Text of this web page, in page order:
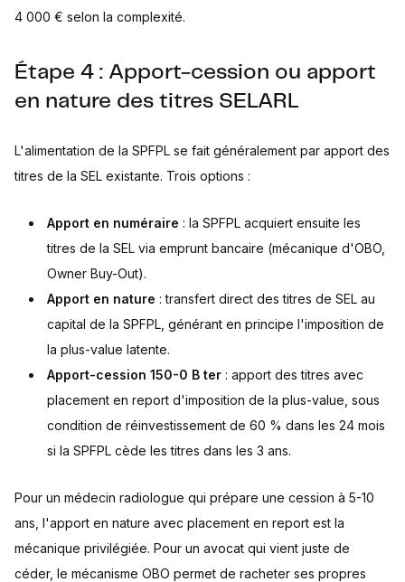
4 000 € selon la complexité.
Étape 4 : Apport-cession ou apport
en nature des titres SELARL
L'alimentation de la SPFPL se fait généralement par apport des
titres de la SEL existante. Trois options :
Apport en numéraire : la SPFPL acquiert ensuite les
titres de la SEL via emprunt bancaire (mécanique d'OBO,
Owner Buy-Out).
Apport en nature : transfert direct des titres de SEL au
capital de la SPFPL, générant en principe l'imposition de
la plus-value latente.
Apport-cession 150-0 B ter : apport des titres avec
placement en report d'imposition de la plus-value, sous
condition de réinvestissement de 60 % dans les 24 mois
si la SPFPL cède les titres dans les 3 ans.
Pour un médecin radiologue qui prépare une cession à 5-10
ans, l'apport en nature avec placement en report est la
mécanique privilégiée. Pour un avocat qui vient juste de
céder, le mécanisme OBO permet de racheter ses propres